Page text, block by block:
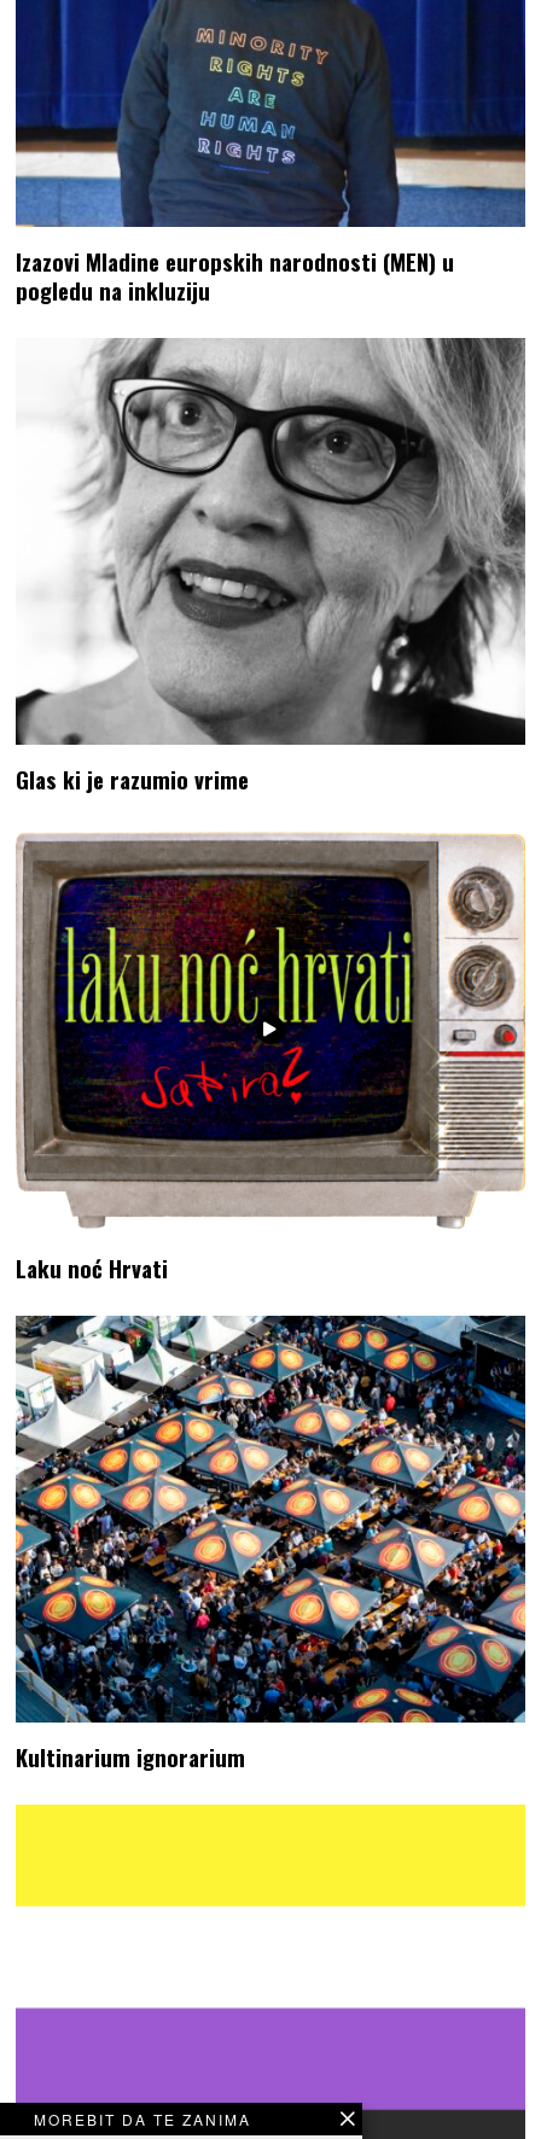
MOREBIT DA TE ZANIMA
Izazovi Mladine europskih narodnosti (MEN) u
pogledu na inkluziju
Glas ki je razumio vrime
Laku noć Hrvati
Kultinarium ignorarium